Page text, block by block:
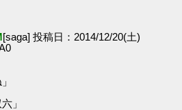
[saga] 投稿日：2014/12/20(土)
」